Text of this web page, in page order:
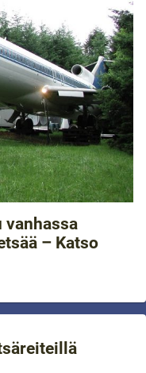
vanhassa
– Katso